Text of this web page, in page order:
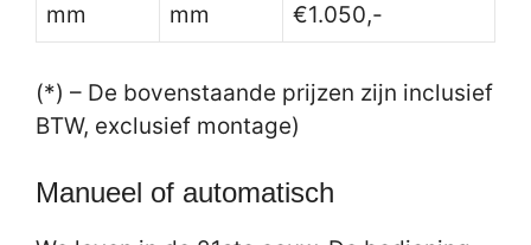
mm
mm
€1.050,-
(*) – De bovenstaande prijzen zijn inclusief
BTW, exclusief montage)
Manueel of automatisch